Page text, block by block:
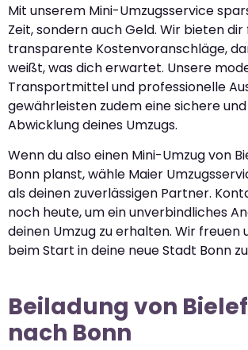
Mit unserem Mini-Umzugsservice
Zeit, sondern auch Geld. Wir bieten
transparente Kostenvoranschläge,
weißt, was dich erwartet. Unsere
Transportmittel und professionelle
gewährleisten zudem eine sichere
Abwicklung deines Umzugs.
Wenn du also einen Mini-Umzug von
Bonn planst, wähle Maier
als deinen zuverlässigen Partner.
noch heute, um ein unverbindliches
deinen Umzug zu erhalten. Wir freuen
beim Start in deine neue Stadt Bonn
Beiladung von
nach Bonn